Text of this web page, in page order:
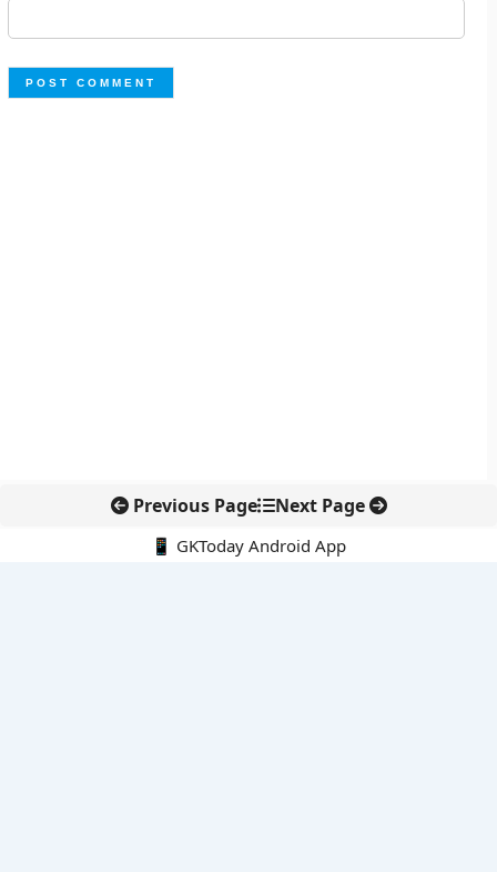
Previous Page Next Page
📱 GKToday Android App